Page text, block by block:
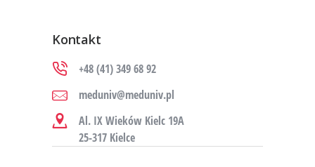
Kontakt
+48 (41) 349 68 92
meduniv@meduniv.pl
Al. IX Wieków Kielc 19A
25-317 Kielce